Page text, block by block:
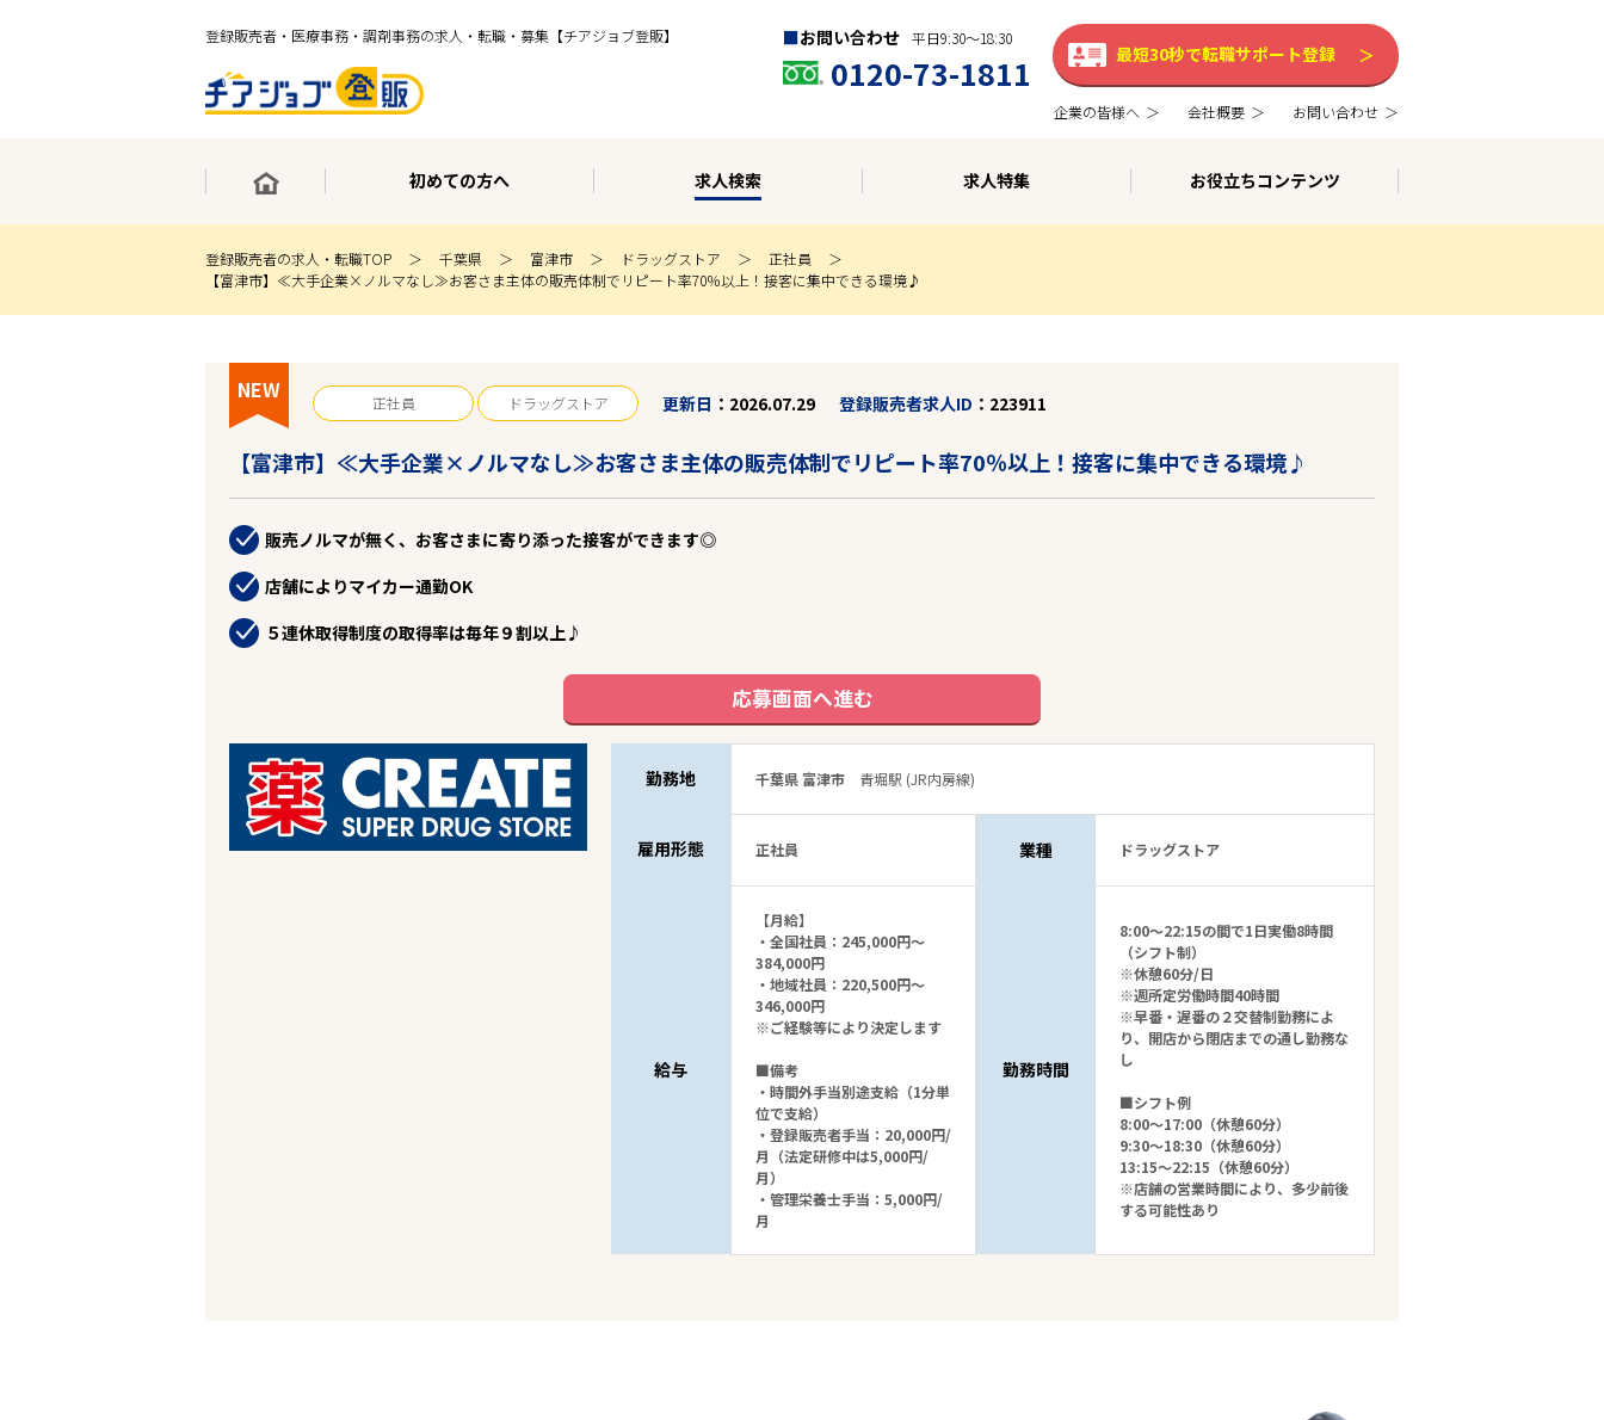
登録販売者・医療事務・調剤事務の求人・転職・募集【チアジョブ登販】 お問い合わせ 平日9:30〜18:30
0120-73-1811 最短30秒で転職サポート登録
企業の皆様へ 会社概要 お問い合わせ
初めての方へ 求人検索 求人特集 お役立ちコンテンツ
登録販売者の求人・転職TOP 千葉県 富津市 ドラッグストア
正社員
【富津市】≪大手企業×ノルマなし≫お客さま主体の販売体制でリピート率70％以上！接客に集中できる環境♪
NEW 正社員 ドラッグストア 更新日 2026.07.29 登録販売者求人ID 223911
【富津市】≪大手企業×ノルマなし≫お客さま主体の販売体制でリピート率70％以上！接客に集中できる環境♪
販売ノルマが無く、お客さまに寄り添った接客ができます◎
店舗によりマイカー通勤OK
５連休取得制度の取得率は毎年９割以上♪
応募画面へ進む
勤務地 千葉県 富津市 青堀駅 (JR内房線)
雇用形態 正社員 業種 ドラッグストア
給与
【月給】
・全国社員：245,000円～
384,000円
・地域社員：220,500円～
346,000円
※ご経験等により決定します
■備考
・時間外手当別途支給（1分単
位で支給）
・登録販売者手当：20,000円/
月（法定研修中は5,000円/
月）
・管理栄養士手当：5,000円/
月
勤務時間
8:00～22:15の間で1日実働8時間
（シフト制）
※休憩60分/日
※週所定労働時間40時間
※早番・遅番の２交替制勤務によ
り、開店から閉店までの通し勤務な
し
■シフト例
8:00～17:00（休憩60分）
9:30～18:30（休憩60分）
13:15～22:15（休憩60分）
※店舗の営業時間により、多少前後
する可能性あり